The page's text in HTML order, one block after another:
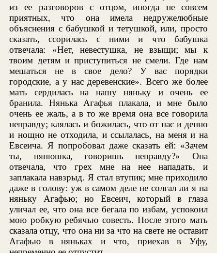
из ее разговоров с отцом, иногда не совсем
приятных, что она имела недружелюбные
объяснения с бабушкой и тетушкой, или, просто
сказать, ссорилась с ними и что бабушка
отвечала: «Нет, невестушка, не взыщи; мы к
твоим детям и приступиться не смели. Где нам
мешаться не в свое дело? У вас порядки
городские, а у нас деревенские». Всего же более
мать сердилась на нашу няньку и очень ее
бранила. Нянька Агафья плакала, и мне было
очень ее жаль, а в то же время она все говорила
неправду; клялась и божилась, что от нас и денно
и нощно не отходила, и ссылалась, на меня и на
Евсеича. Я попробовал даже сказать ей: «Зачем
ты, нянюшка, говоришь неправду?» Она
отвечала, что грех мне на нее нападать, и
заплакала навзрыд. Я стал втупик; мне приходило
даже в голову: уж в самом деле не солгал ли я на
няньку Агафью; но Евсеич, который в глаза
уличал ее, что она все бегала по избам, успокоил
мою робкую ребячью совесть. После этого мать
сказала отцу, что она ни за что на свете не оставит
Агафью в няньках и что, приехав в Уфу,